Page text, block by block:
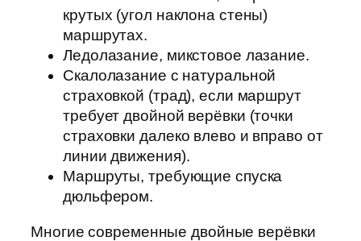
крутых (угол наклона стены)
маршрутах.
Ледолазание, микстовое лазание.
Скалолазание с натуральной
страховкой (трад), если маршрут
требует двойной верёвки (точки
страховки далеко влево и вправо от
линии движения).
Маршруты, требующие спуска
дюльфером.
Многие современные двойные верёвки